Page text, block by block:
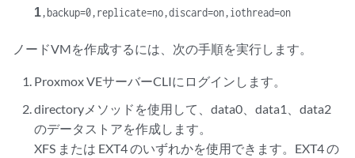
1,backup=0,replicate=no,discard=on,iothread=on
ノードVMを作成するには、次の手順を実行します。
Proxmox VEサーバーCLIにログインします。
directoryメソッドを使用して、data0、data1、data2
のデータストアを作成します。
XFS または EXT4 のいずれかを使用できます。EXT4 の